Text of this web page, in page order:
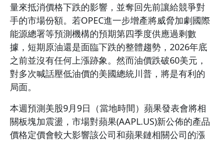
量來抵消價格下跌的影響，並奪回先前讓給競爭對
手的市場份額。若OPEC進一步增產將威脅加劇國際
能源總署等預測機構的預期第四季度供應過剩數
據，短期原油還是面臨下跌的整體趨勢，2026年底
之前並沒有任何上漲跡象。然而油價跌破60美元，
對多次喊話壓低油價的美國總統川普，將是有利的
局面。
本週預測美股9月9日（當地時間）蘋果發表會將相
關板塊加震盪，市場對蘋果(AAPL.US)新公佈的產品
價格定價會較大影響該公司和蘋果鏈相關公司的漲